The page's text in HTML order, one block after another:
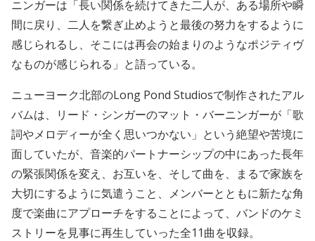
ニンガーは「長い関係を続けてきた二人が、ある場所や瞬
間に戻り、二人を繋ぎ止めようと最後の努力をするように
感じられるし、そこには再会の始まりのようなポジティヴ
なものが感じられる」と語っている。
ニューヨーク北部のLong Pond Studiosで制作されたアル
バムは、リード・シンガーのマット・バーニンガーが「歌
詞やメロディーが全く思いつかない」という絶望や苦境に
面していたが、音楽的パートナーシップの中にあった長年
の緊張関係を変え、お互いを、そして曲を、まるで家族を
大切にするように気遣うこと、メンバーとともに新たな角
度で楽曲にアプローチをすることによって、バンドのケミ
ストリーを見事に再生していった全11曲を収録。